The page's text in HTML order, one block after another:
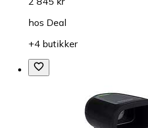
hos Deal
+4 butikker